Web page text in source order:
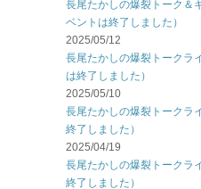
長尾たかしの爆裂トーク＆
ベントは終了しました）
2025/05/12
長尾たかしの爆裂トークラ
は終了しました）
2025/05/10
長尾たかしの爆裂トークラ
終了しました）
2025/04/19
長尾たかしの爆裂トークラ
終了しました）